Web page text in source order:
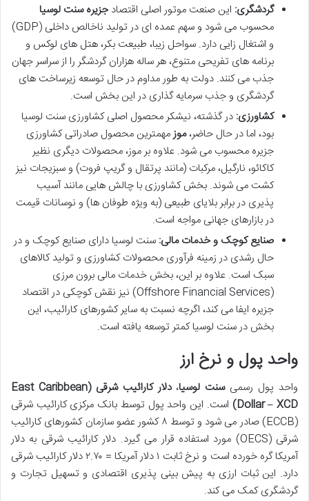
گردشگری: این صنعت موتور اصلی اقتصادجزیره سنت لوسیا
محسوب می شود و سهم عمده ای در تولید ناخالص داخلی (GDP)
و اشتغال زایی دارد. سواحل زیبا، طبیعت بکر، هتل های لوکس و
برنامه های تفریحی متنوع، هر ساله هزاران گردشگر را از سراسر جهان
جذب می کنند. دولت به طور مداوم در حال توسعه زیرساخت های
گردشگری و جذب سرمایه گذاری در این بخش است.
کشاورزی: در گذشته، نیشکر محصول اصلی کشاورزی سنت لوسیا
بود، اما در حال حاضر،موزمهمترین محصول صادراتی کشاورزی
جزیره محسوب می شود. علاوه بر موز، محصولات دیگری نظیر
کاکائو، نارگیل، مرکبات (مانند پرتقال و گریپ فروت) و سبزیجات نیز
کشت می شوند. بخش کشاورزی با چالش هایی مانند آسیب
پذیری در برابر بلایای طبیعی (به ویژه طوفان ها) و نوسانات قیمت
در بازارهای جهانی مواجه است.
صنایع کوچک و خدمات مالی: سنت لوسیا دارای صنایع کوچک و در
حال رشدی در زمینه فرآوری محصولات کشاورزی و تولید کالاهای
سبک است. علاوه بر این، بخش خدمات مالی برون مرزی
(Offshore Financial Services) نیز نقش کوچکی در اقتصاد
جزیره ایفا می کند، اگرچه نسبت به سایر کشورهای کارائیب، این
بخش در سنت لوسیا کمتر توسعه یافته است.
واحد پول و نرخ ارز
واحد پول رسمیسنت لوسیا،
دلار کارائیب شرقی (East Caribbean
Dollar – XCD) است. این واحد پول توسط بانک مرکزی کارائیب شرقی
(ECCB) صادر می شود و توسط ۸ کشور عضو سازمان کشورهای کارائیب
شرقی (OECS) مورد استفاده قرار می گیرد. دلار کارائیب شرقی به دلار
آمریکا گره خورده است و نرخ ثابت ۱ دلار آمریکا = ۲.۷۰ دلار کارائیب شرقی
دارد. این ثبات ارزی به پیش بینی پذیری اقتصادی و تسهیل تجارت و
گردشگری کمک می کند.